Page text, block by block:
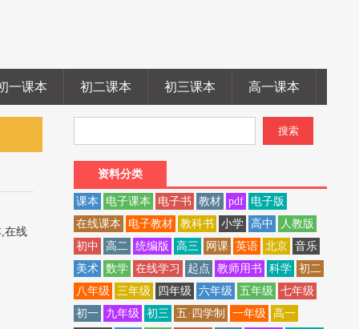
一课本 初二课本 初三课本 高一课本
在线
资料分类
课本 电子课本 电子书 教材 pdf
电子版
在线课本
电子教材 教科书 小学 高中
人教版
初中
高二 统编版 高三 网课 英语 北京
音乐
美术
数学 在线学习 起点 教师用书 科学
初二
八年级
三年级 四年级 六年级 五年级
七年级
初一
九年级 初三 五·四学制 一年级
高一